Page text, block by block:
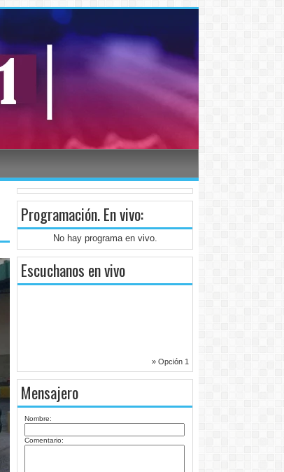
Programación. En vivo:
No hay programa en vivo.
Escuchanos en vivo
» Opción 1
Mensajero
Nombre:
Comentario: